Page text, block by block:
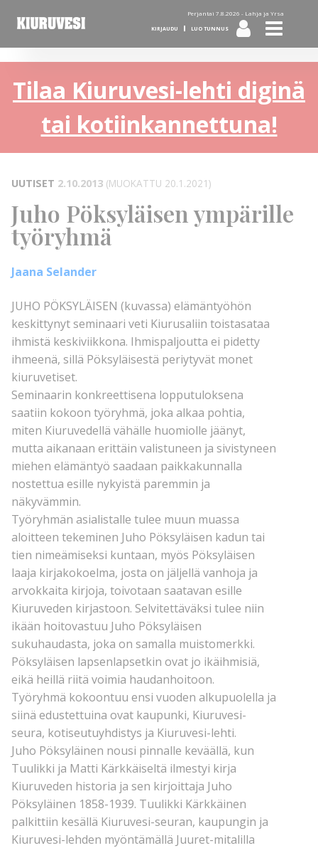
Perjantai 7.8.2026 - Lahja ja Yrsa
KIRJAUDU LUO TUNNUS
Tilaa Kiuruvesi-lehti diginä
tai kotiinkannettuna!
UUTISET 2.10.2013 (MUOKATTU 20.1.2021)
Juho Pöksyläisen ympärille
työryhmä
Jaana Selander
JUHO PÖKSYLÄISEN (kuvassa) elämäntyöhön
keskittynyt seminaari veti Kiurusaliin toistasataa
ihmistä keskiviikkona. Ihmispaljoutta ei pidetty
ihmeenä, sillä Pöksyläisestä periytyvät monet
kiuruvetiset.
Seminaarin konkreettisena lopputuloksena
saatiin kokoon työryhmä, joka alkaa pohtia,
miten Kiuruvedellä vähälle huomiolle jäänyt,
mutta aikanaan erittäin valistuneen ja sivistyneen
miehen elämäntyö saadaan paikkakunnalla
nostettua esille nykyistä paremmin ja
näkyvämmin.
Työryhmän asialistalle tulee muun muassa
aloitteen tekeminen Juho Pöksyläisen kadun tai
tien nimeämiseksi kuntaan, myös Pöksyläisen
laaja kirjakokoelma, josta on jäljellä vanhoja ja
arvokkaita kirjoja, toivotaan saatavan esille
Kiuruveden kirjastoon. Selvitettäväksi tulee niin
ikään hoitovastuu Juho Pöksyläisen
sukuhaudasta, joka on samalla muistomerkki.
Pöksyläisen lapsenlapsetkin ovat jo ikäihmisiä,
eikä heillä riitä voimia haudanhoitoon.
Työryhmä kokoontuu ensi vuoden alkupuolella ja
siinä edustettuina ovat kaupunki, Kiuruvesi-
seura, kotiseutuyhdistys ja Kiuruvesi-lehti.
Juho Pöksyläinen nousi pinnalle keväällä, kun
Tuulikki ja Matti Kärkkäiseltä ilmestyi kirja
Kiuruveden historia ja sen kirjoittaja Juho
Pöksyläinen 1858-1939. Tuulikki Kärkkäinen
palkittiin kesällä Kiuruvesi-seuran, kaupungin ja
Kiuruvesi-lehden myöntämällä Juuret-mitalilla